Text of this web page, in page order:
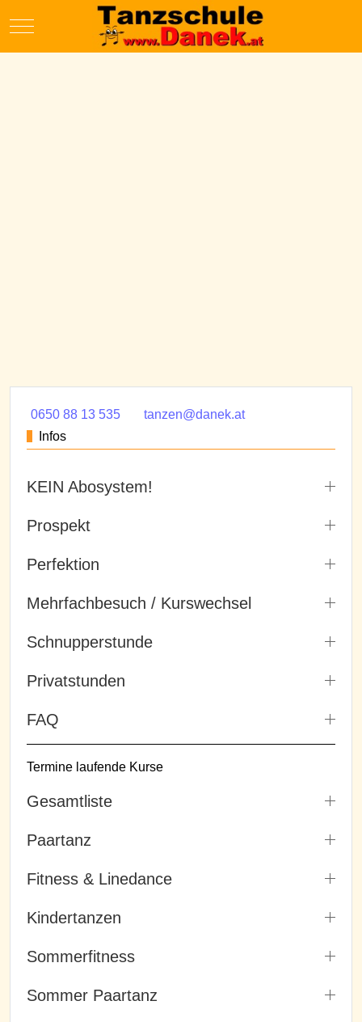
Mobile Menu Toggle
0650 88 13 535
tanzen@danek.at
Infos
KEIN Abosystem!
Prospekt
Perfektion
Mehrfachbesuch / Kurswechsel
Schnupperstunde
Privatstunden
FAQ
Termine laufende Kurse
Gesamtliste
Paartanz
Fitness & Linedance
Kindertanzen
Sommerfitness
Sommer Paartanz